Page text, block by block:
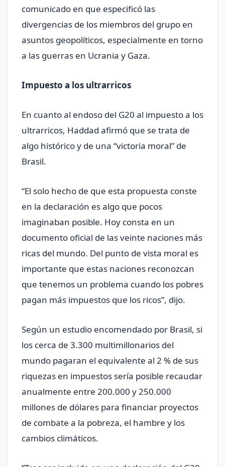
comunicado en que especificó las
divergencias de los miembros del grupo en
asuntos geopolíticos, especialmente en torno
a las guerras en Ucrania y Gaza.
Impuesto a los ultrarricos
En cuanto al endoso del G20 al impuesto a los
ultrarricos, Haddad afirmó que se trata de
algo histórico y de una “victoria moral” de
Brasil.
“El solo hecho de que esta propuesta conste
en la declaración es algo que pocos
imaginaban posible. Hoy consta en un
documento oficial de las veinte naciones más
ricas del mundo. Del punto de vista moral es
importante que estas naciones reconozcan
que tenemos un problema cuando los pobres
pagan más impuestos que los ricos”, dijo.
Según un estudio encomendado por Brasil, si
los cerca de 3.300 multimillonarios del
mundo pagaran el equivalente al 2 % de sus
riquezas en impuestos sería posible recaudar
anualmente entre 200.000 y 250.000
millones de dólares para financiar proyectos
de combate a la pobreza, el hambre y los
cambios climáticos.